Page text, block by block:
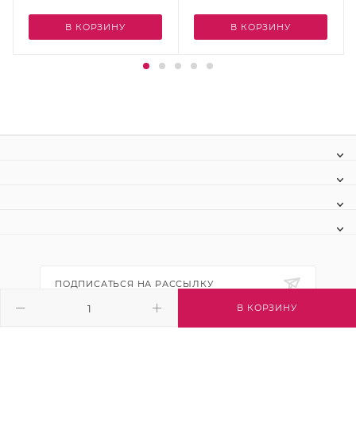
В КОРЗИНУ
В КОРЗИНУ В КОРЗИНУ
ПОДПИСАТЬСЯ НА РАССЫЛКУ